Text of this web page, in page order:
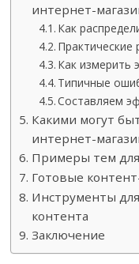
интернет-
Как
Практические
Как измерить
Типичные
Составляем
Какими могут
интернет-
Примеры тем
Готовые
Инструменты
контента
Заключение